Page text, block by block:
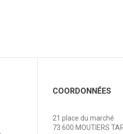
COORDONNÉES
21 place du marché
73 600 MOUTIERS